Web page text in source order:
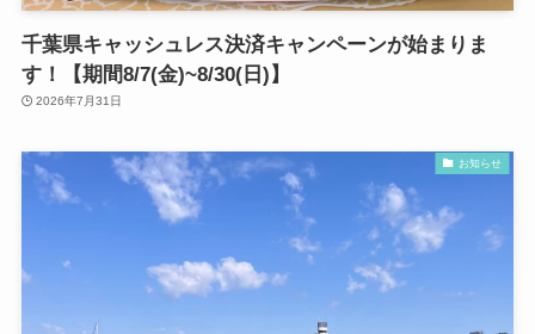
千葉県キャッシュレス決済キャンペーンが始まりま
す！【期間8/7(金)~8/30(日)】
2026年7月31日
お知らせ